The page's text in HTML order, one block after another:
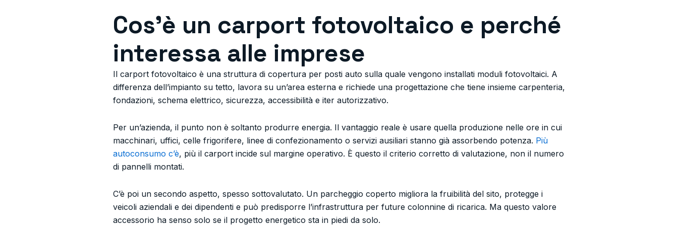
Cos’è un carport fotovoltaico e perché
interessa alle imprese
Il carport fotovoltaico è una struttura di copertura per posti auto sulla quale vengono installati moduli fotovoltaici. A
differenza dell’impianto su tetto, lavora su un’area esterna e richiede una progettazione che tiene insieme carpenteria,
fondazioni, schema elettrico, sicurezza, accessibilità e iter autorizzativo.
Per un’azienda, il punto non è soltanto produrre energia. Il vantaggio reale è usare quella produzione nelle ore in cui
macchinari, uffici, celle frigorifere, linee di confezionamento o servizi ausiliari stanno già assorbendo potenza. Più
autoconsumo c’è, più il carport incide sul margine operativo. È questo il criterio corretto di valutazione, non il numero
di pannelli montati.
C’è poi un secondo aspetto, spesso sottovalutato. Un parcheggio coperto migliora la fruibilità del sito, protegge i
veicoli aziendali e dei dipendenti e può predisporre l’infrastruttura per future colonnine di ricarica. Ma questo valore
accessorio ha senso solo se il progetto energetico sta in piedi da solo.